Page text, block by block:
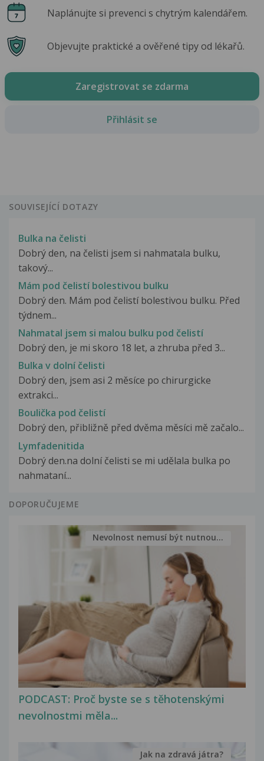
Naplánujte si prevenci s chytrým kalendářem.
Objevujte praktické a ověřené tipy od lékařů.
Zaregistrovat se zdarma
Přihlásit se
SOUVISEJÍCÍ DOTAZY
Bulka na čelisti
Dobrý den, na čelisti jsem si nahmatala bulku,
takový...
Mám pod čelistí bolestivou bulku
Dobrý den. Mám pod čelistí bolestivou bulku. Před
týdnem...
Nahmatal jsem si malou bulku pod čelistí
Dobrý den, je mi skoro 18 let, a zhruba před 3...
Bulka v dolní čelisti
Dobrý den, jsem asi 2 měsíce po chirurgicke
extrakci...
Boulička pod čelistí
Dobrý den, přibližně před dvěma měsíci mě začalo...
Lymfadenitida
Dobrý den.na dolní čelisti se mi udělala bulka po
nahmataní...
DOPORUČUJEME
PODCAST: Proč byste se s těhotenskými
nevolnostmi měla...
Nevolnost nemusí být nutnou...
Jak na zdravá játra?